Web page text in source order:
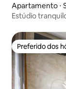
Apartamento ⋅
Estúdio
Preferido dos
Preferido dos